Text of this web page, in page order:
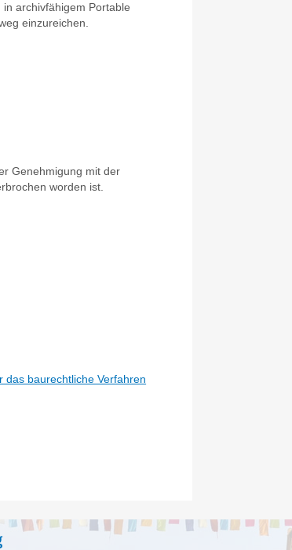
archivfähigem Portable
einzureichen.
Genehmigung mit der
worden ist.
das baurechtliche Verfahren